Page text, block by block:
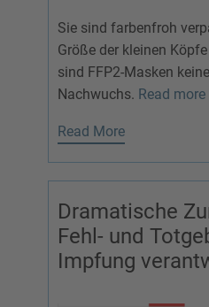
Sie sind farbenfroh
Größe der kleinen
sind FFP2-Masken
Nachwuchs. Read more
Read More
Dramatische
Fehl- und
Impfung